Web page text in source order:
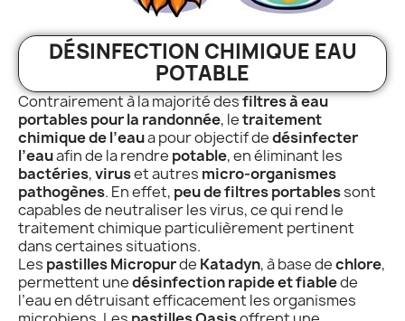
DÉSINFECTION CHIMIQUE EAU
POTABLE
Contrairement à la majorité desfiltres à eau
portables pour la randonnée, letraitement
chimique de l’eaua pour objectif dedésinfecter
l’eauafin de la rendre potable, en éliminant les
bactéries,viruset autres micro-organismes
pathogènes. En effet, peu de filtres portablessont
capables de neutraliser les virus, ce qui rend le
traitement chimique particulièrement pertinent
dans certaines situations.
Les pastilles Micropurde Katadyn, à base dechlore,
permettent unedésinfection rapide et fiablede
l’eau en détruisant efficacement les organismes